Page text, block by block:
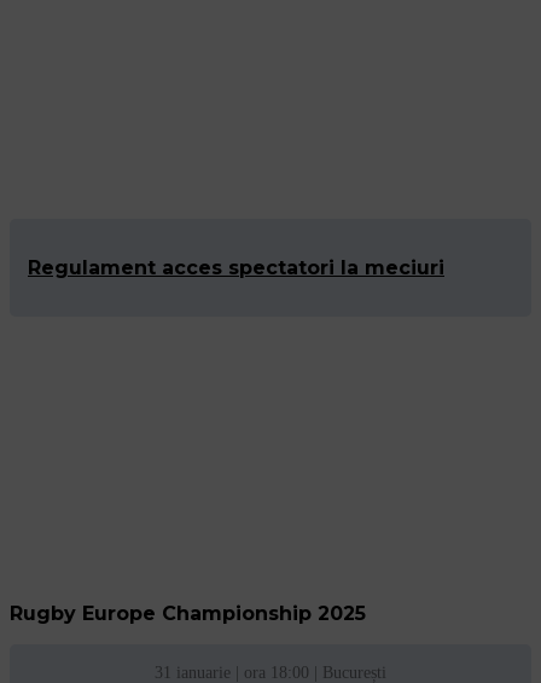
Regulament acces spectatori la meciuri
Rugby Europe Championship 2025
31 ianuarie | ora 18:00 | București